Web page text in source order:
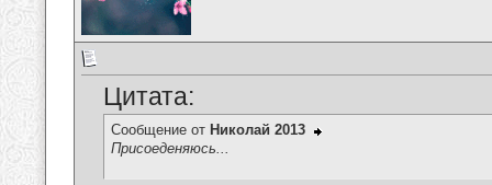
Цитата:
Сообщение от Николай 2013
Присоеденяюсь...